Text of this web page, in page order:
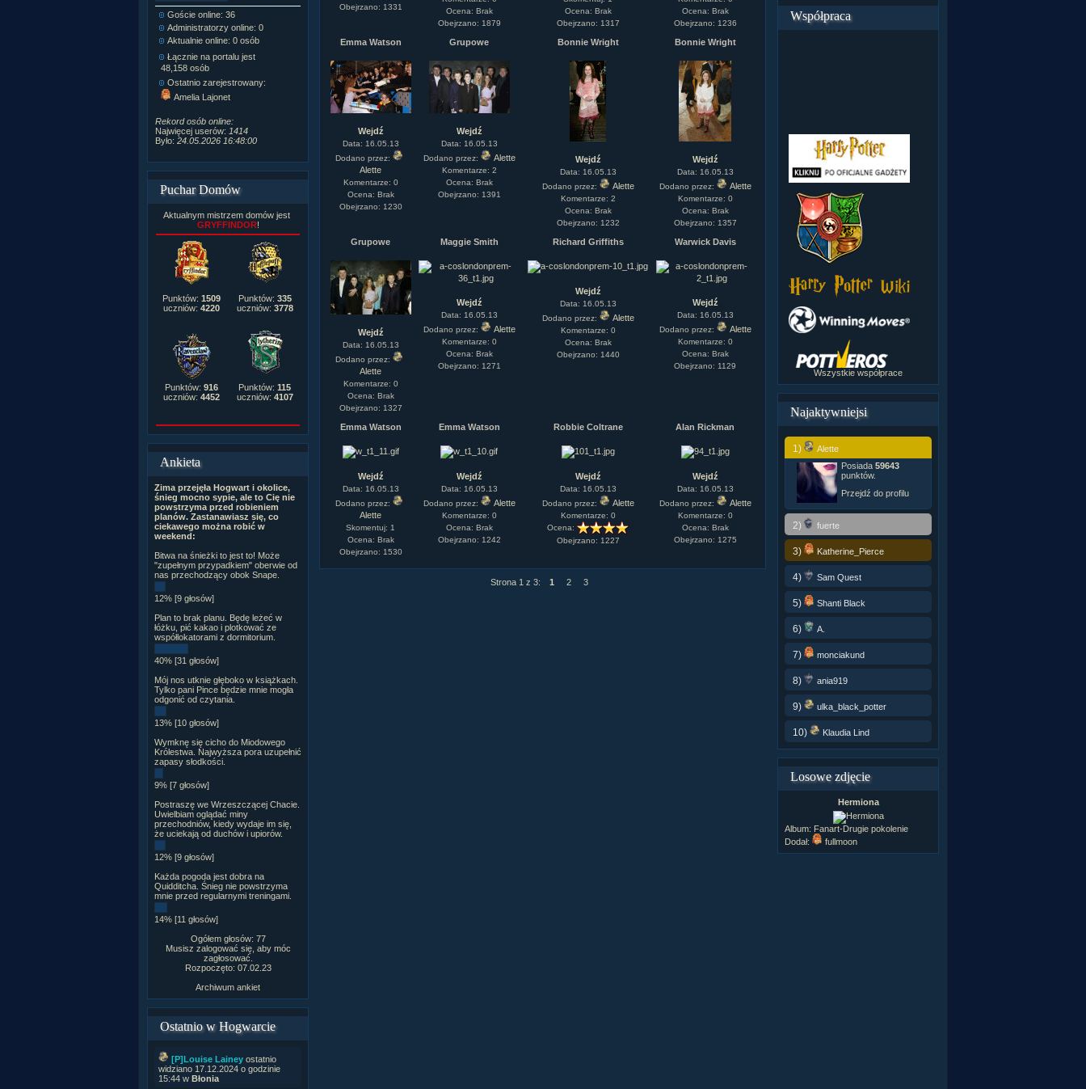
Goście online: 36
Administratorzy online: 0
Aktualnie online: 0 osób
Łącznie na portalu jest
48,158 osób
Ostatnio zarejestrowany:
Amelia Lajonet
Rekord osób online:
Najwięcej userów: 1414
Było: 24.05.2026 16:48:00
Zdjęć w galerii: 21,490
Postów na forum:319,637
Komentarzy do materiałów:
222,019
Rozdanych pochwał:3,327
Wlepionych ostrzeżeń:4,170
Puchar Domów
Aktualnym mistrzem domów jest
GRYFFINDOR!
Punktów: 1509
uczniów: 4220
Punktów: 335
uczniów: 3778
Punktów: 916
uczniów: 4452
Punktów: 115
uczniów: 4107
Ankieta
Zima przejęła Hogwart i okolice,
śnieg mocno sypie, ale to Cię nie
powstrzyma przed robieniem
planów. Zastanawiasz się, co
ciekawego można robić w
weekend:
Bitwa na śnieżki to jest to! Może
"zupełnym przypadkiem" oberwie od
nas przechodzący obok Snape.
12% [9 głosów]
Plan to brak planu. Będę leżeć w
łóżku, pić kakao i plotkować ze
współlokatorami z dormitorium.
40% [31 głosów]
Mój nos utknie głęboko w książkach.
Tylko pani Pince będzie mnie mogła
odgonić od czytania.
13% [10 głosów]
Wymknę się cicho do Miodowego
Królestwa. Najwyższa pora uzupełnić
zapasy słodkości.
9% [7 głosów]
Postraszę we Wrzeszczącej Chacie.
Uwielbiam oglądać miny
przechodniów, kiedy wydaje im się,
że uciekają od duchów i upiorów.
12% [9 głosów]
Każda pogoda jest dobra na
Quidditcha. Śnieg nie powstrzyma
mnie przed regularnymi treningami.
14% [11 głosów]
Ogółem głosów: 77
Musisz zalogować się, aby móc
zagłosować.
Rozpoczęto: 07.02.23
Archiwum ankiet
Ostatnio w Hogwarcie
[P]Louise Lainey ostatnio
widziano 17.12.2024 o godzinie
15:44 w Błonia
Obejrzano: 1331
Ocena: Brak
Obejrzano: 1879
Ocena: Brak
Obejrzano: 1317
Ocena: Brak
Obejrzano: 1236
Emma Watson
Wejdź
Data: 16.05.13
Dodano przez:
Alette
Komentarze: 0
Ocena: Brak
Obejrzano: 1230
Grupowe
Wejdź
Data: 16.05.13
Dodano przez:
Alette
Komentarze: 2
Ocena: Brak
Obejrzano: 1391
Bonnie Wright
Wejdź
Data: 16.05.13
Dodano przez:
Alette
Komentarze: 2
Ocena: Brak
Obejrzano: 1232
Bonnie Wright
Wejdź
Data: 16.05.13
Dodano przez:
Alette
Komentarze: 0
Ocena: Brak
Obejrzano: 1357
Grupowe
Wejdź
Data: 16.05.13
Dodano przez:
Alette
Komentarze: 0
Ocena: Brak
Obejrzano: 1327
Maggie Smith
Wejdź
Data: 16.05.13
Dodano przez:
Alette
Komentarze: 0
Ocena: Brak
Obejrzano: 1271
Richard Griffiths
Wejdź
Data: 16.05.13
Dodano przez:
Alette
Komentarze: 0
Ocena: Brak
Obejrzano: 1440
Warwick Davis
Wejdź
Data: 16.05.13
Dodano przez:
Alette
Komentarze: 0
Ocena: Brak
Obejrzano: 1129
Emma Watson
Wejdź
Data: 16.05.13
Dodano przez:
Alette
Skomentuj: 1
Ocena: Brak
Obejrzano: 1530
Emma Watson
Wejdź
Data: 16.05.13
Dodano przez:
Alette
Komentarze: 0
Ocena: Brak
Obejrzano: 1242
Robbie Coltrane
Wejdź
Data: 16.05.13
Dodano przez:
Alette
Komentarze: 0
Ocena:
Obejrzano: 1227
Alan Rickman
Wejdź
Data: 16.05.13
Dodano przez:
Alette
Komentarze: 0
Ocena: Brak
Obejrzano: 1275
Strona 1 z 3: 1 2 3
Współpraca
Wszystkie współprace
Najaktywniejsi
1)
Alette
Posiada 59643
punktów.
Przejdź do profilu
2) fuerte
3) Katherine_Pierce
4) Sam Quest
5) Shanti Black
6) A.
7) monciakund
8) ania919
9) ulka_black_potter
10) Klaudia Lind
Losowe zdjęcie
Hermiona
Album: Fanart-Drugie pokolenie
Dodał:
fullmoon